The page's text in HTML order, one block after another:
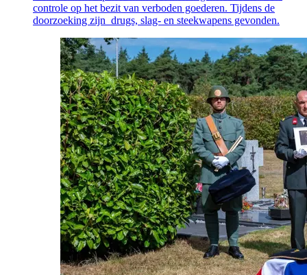
controle op het bezit van verboden goederen. Tijdens de
doorzoeking zijn drugs, slag- en steekwapens gevonden.